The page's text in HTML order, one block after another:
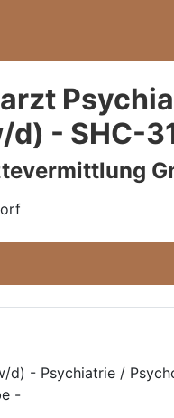
d) - SHC-
d) - Psychiatrie /
-